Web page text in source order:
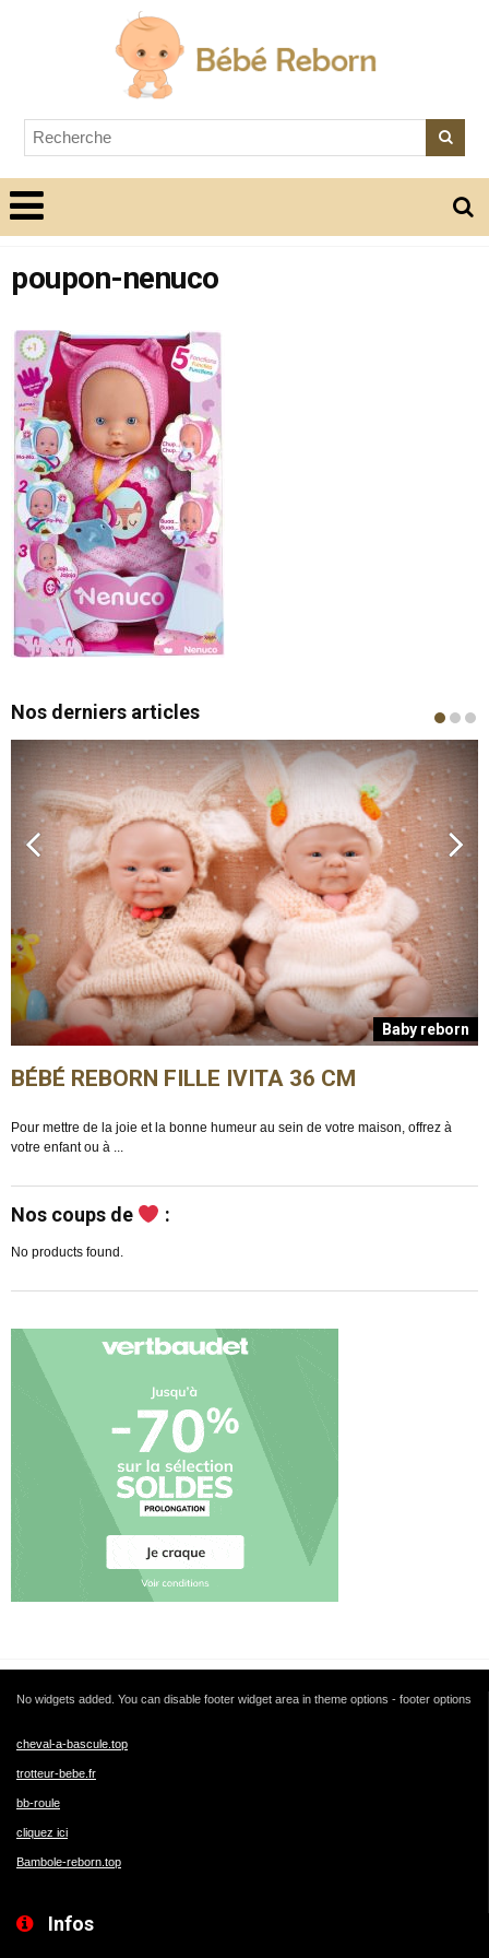
poupon-nenuco
Nos derniers articles
Baby reborn
BÉBÉ REBORN FILLE IVITA 36 CM
Pour mettre de la joie et la bonne humeur au sein de votre maison, offrez à
votre enfant ou à ...
Nos coups de :
No products found.
No widgets added. You can disable footer widget area in theme options - footer options
cheval-a-bascule.top
trotteur-bebe.fr
bb-roule
cliquez ici
Bambole-reborn.top
Infos